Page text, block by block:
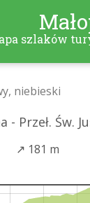
szlaków
niebieski
- Przeł. Św.
↗ 181 m